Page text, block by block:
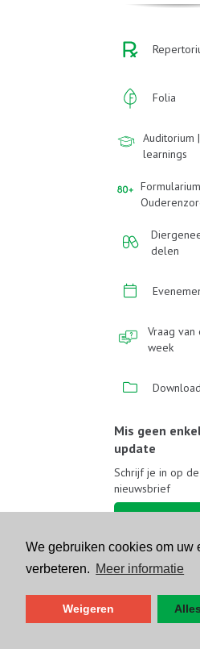
We gebruiken cookies om uw
verbeteren. Meer informatie
Weigeren
Folia
Auditorium
learnings
Formularium
delen
Vraag van
week
Mis geen
update
Schrijf je in op de
nieuwsbrief
Volg ons op